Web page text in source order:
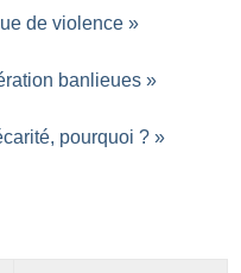
de violence »
banlieues »
pourquoi ? »